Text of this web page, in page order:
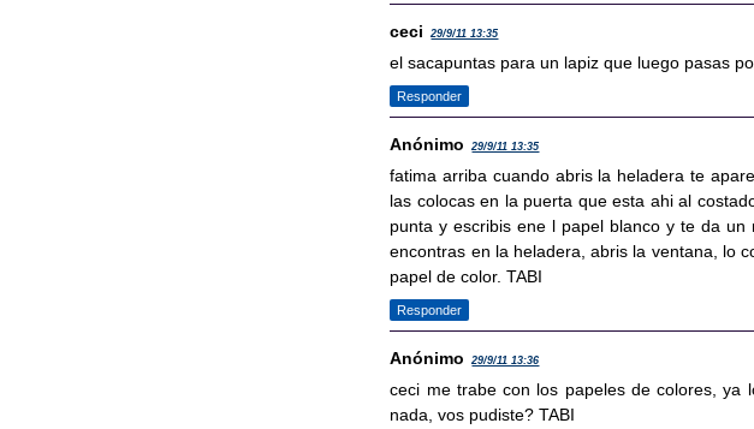
ceci 29/9/11 13:35
el sacapuntas para un lapiz que luego pasas
Responder
Anónimo 29/9/11 13:35
fatima arriba cuando abris la heladera te
las colocas en la puerta que esta ahi al
punta y escribis ene l papel blanco y te da
encontras en la heladera, abris la ventana, lo
papel de color. TABI
Responder
Anónimo 29/9/11 13:36
ceci me trabe con los papeles de colores,
nada, vos pudiste? TABI